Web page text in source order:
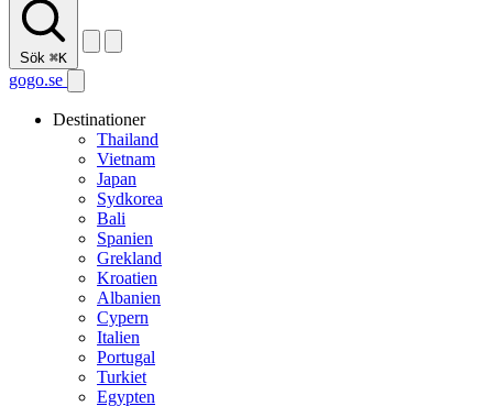
Sök ⌘K
gogo.se
Destinationer
Thailand
Vietnam
Japan
Sydkorea
Bali
Spanien
Grekland
Kroatien
Albanien
Cypern
Italien
Portugal
Turkiet
Egypten